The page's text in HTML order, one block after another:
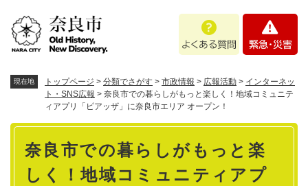
あ
問
・
現在地 トップページ > 分類でさがす > 市政情報 > 広報活動 > インターネッ
ト・SNS広報 > 奈良市での暮らしがもっと楽しく！地域コミュニテ
ィアプリ「ピアッザ」に奈良市エリア オープン！
本
奈良市での暮らしがもっと楽
しく！地域コミュニティアプ